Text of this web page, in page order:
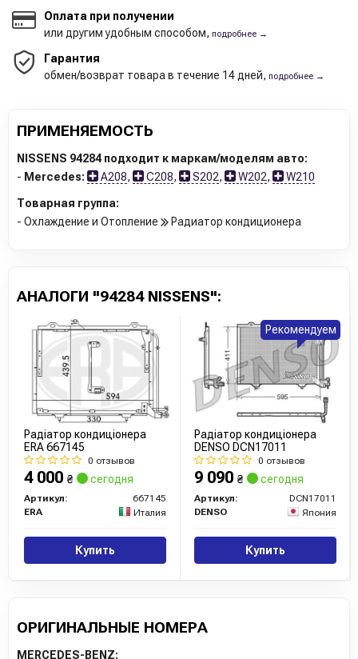
Оплата при получении
или другим удобным способом, подробнее →
Гарантия
обмен/возврат товара в течение 14 дней, подробнее →
ПРИМЕНЯЕМОСТЬ
NISSENS 94284 подходит к маркам/моделям авто:
- Mercedes: A208, C208, S202, W202, W210
Товарная группа:
- Охлаждение и Отопление
Радиатор кондиционера
АНАЛОГИ "94284 NISSENS":
Радіатор кондиціонера
ERA 667145
0 отзывов
4 000 ₴ сегодня
Артикул:
667145
ERA
Италия
Купить
Радіатор кондиціонера
DENSO DCN17011
0 отзывов
9 090 ₴ сегодня
Артикул:
DCN17011
DENSO
Япония
Купить
Рекомендуем
ОРИГИНАЛЬНЫЕ НОМЕРА
MERCEDES-BENZ: